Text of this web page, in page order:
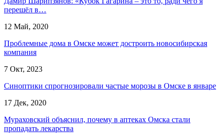
перешёл в…
12 Май, 2020
Проблемные дома в Омске может достроить новосибирская
компания
7 Окт, 2023
Синоптики спрогнозировали частые морозы в Омске в январе
17 Дек, 2020
Мураховский объяснил, почему в аптеках Омска стали
пропадать лекарства